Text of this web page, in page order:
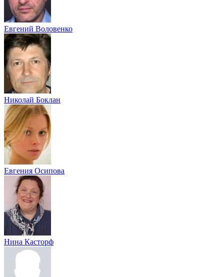
Евгений Воловенко
Николай Боклан
Евгения Осипова
Нина Касторф